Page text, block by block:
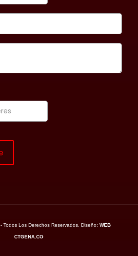
- Todos Los Derechos Reservados. Diseño: WEB
CTGENA.CO